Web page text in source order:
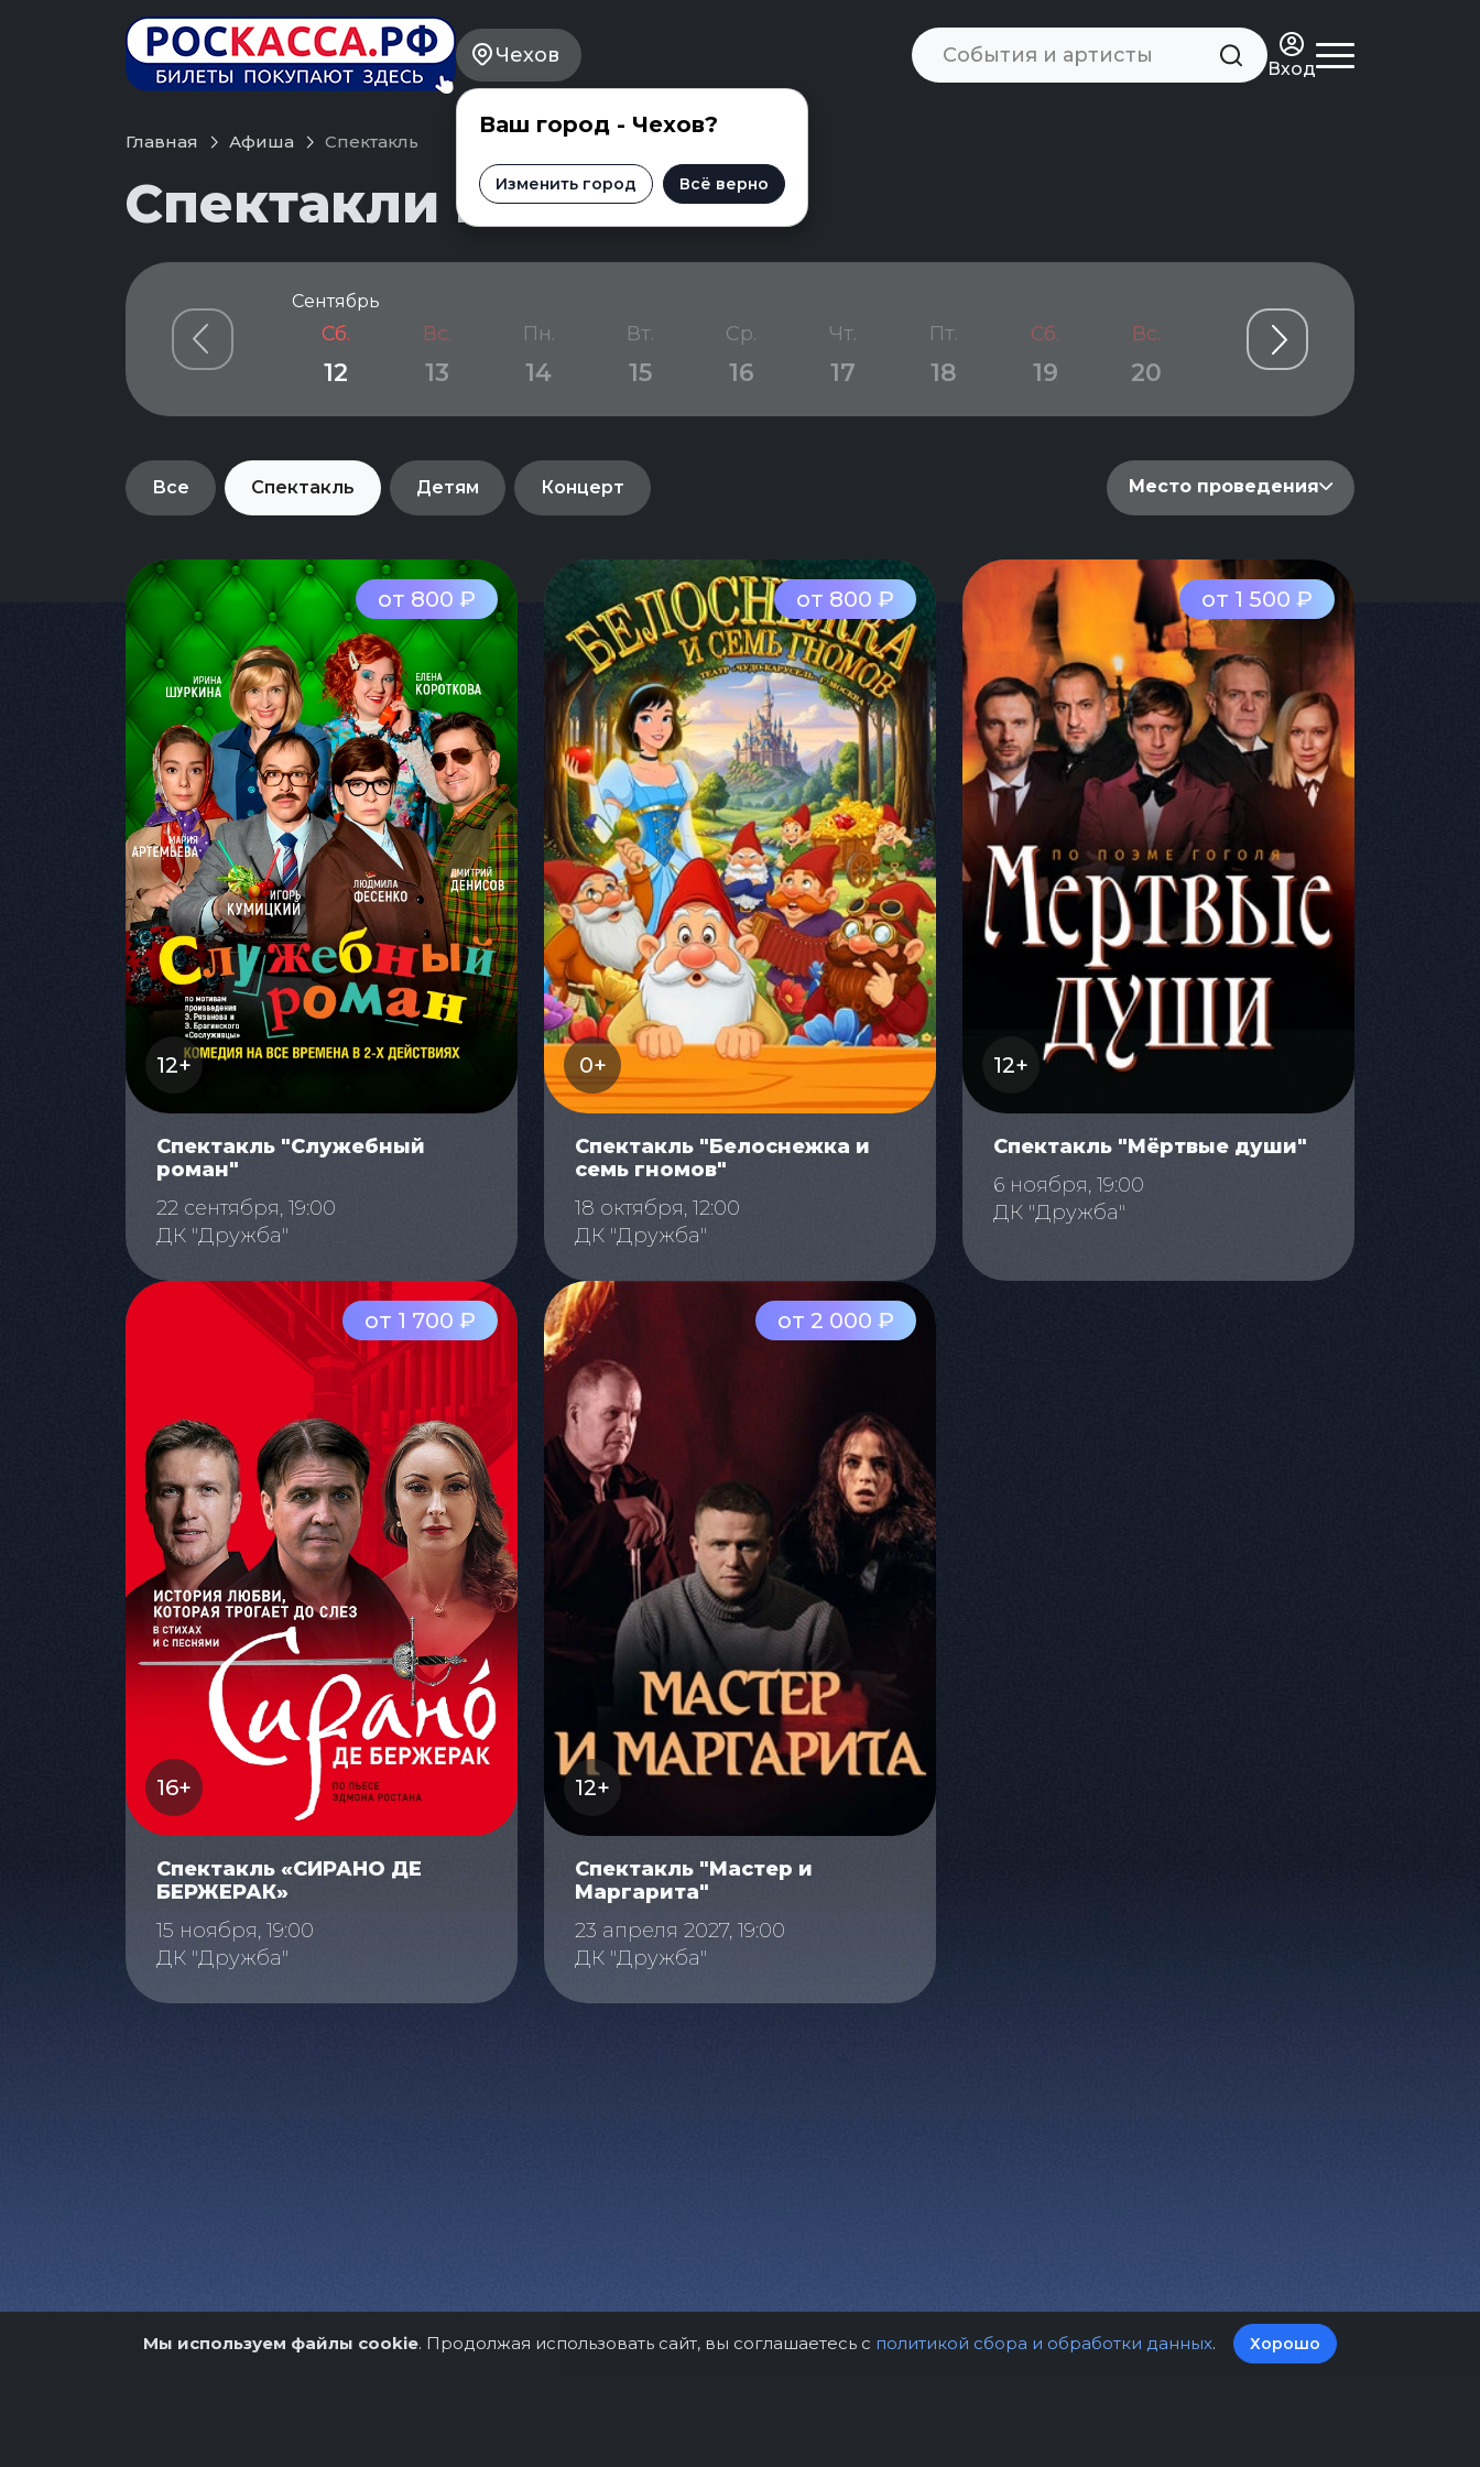
Чехов
Ваш город - Чехов?
Изменить город Всё верно
Вход
Главная Афиша Спектакль
Спектакли в Чехове
Сентябрь
Сб.
12
Вс.
13
Пн.
14
Вт.
15
Ср.
16
Чт.
17
Пт.
18
Сб.
19
Вс.
20
Пн.
21 22
Все Спектакль Детям Концерт Место проведения
от 800 ₽
12+
Спектакль "Служебный
роман"
22 сентября, 19:00
ДК "Дружба"
от 800 ₽
0+
Спектакль "Белоснежка и
семь гномов"
18 октября, 12:00
ДК "Дружба"
от 1 500 ₽
12+
Спектакль "Мёртвые души"
6 ноября, 19:00
ДК "Дружба"
от 1 700 ₽
16+
Спектакль «СИРАНО ДЕ
БЕРЖЕРАК»
15 ноября, 19:00
ДК "Дружба"
от 2 000 ₽
12+
Спектакль "Мастер и
Маргарита"
23 апреля 2027, 19:00
ДК "Дружба"
Мы используем файлы cookie. Продолжая использовать сайт, вы соглашаетесь с политикой сбора и обработки данных. Хорошо